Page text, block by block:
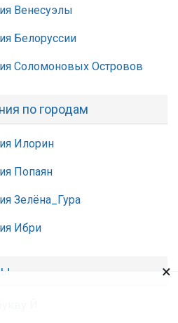
Венесуэлы
Белоруссии
Соломоновых Островов
по городам
Илорин
Попаян
Зелёна_Гура
Ибри
×